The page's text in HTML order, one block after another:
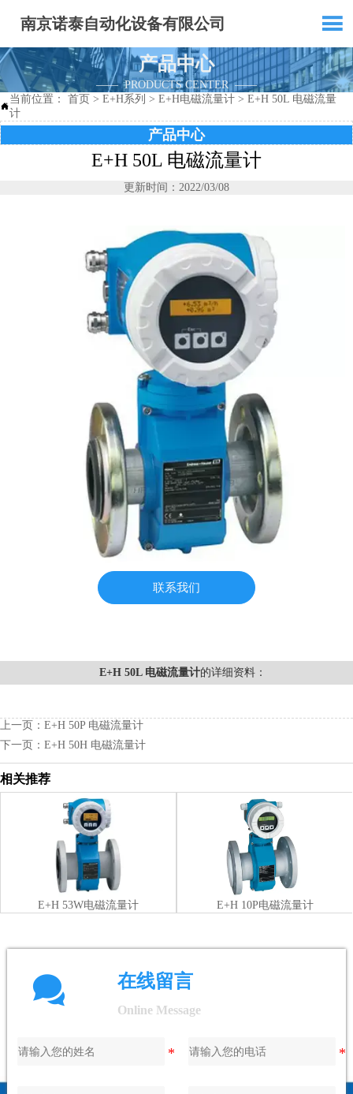
南京诺泰自动化设备有限公司 
产品中心
—— PRODUCTS CENTER ——

当前位置： 首页 > E+H系列 > E+H电磁流量计 > E+H 50L 电磁流量
计
产品中心
E+H 50L 电磁流量计
更新时间：2022/03/08
联系我们
E+H 50L 电磁流量计的详细资料：
上一页： E+H 50P 电磁流量计
下一页： E+H 50H 电磁流量计
相关推荐
E+H 53W电磁流量计 E+H 10P电磁流量计
 在线留言
Online Message